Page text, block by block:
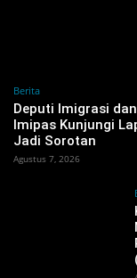
Berita
‎Deputi Imigrasi
Imipas Kunjungi
Jadi Sorotan
Agustus 7, 2026